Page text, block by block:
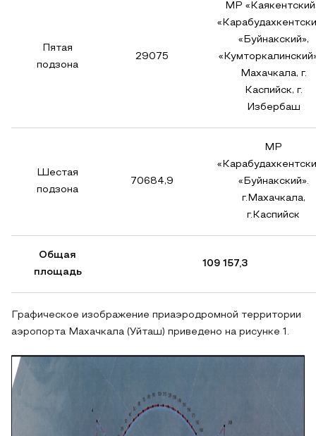
Пятая
подзона
29075
МР
«Буйнакский»,
Махачкала, г.
Каспийск, г.
Избербаш
Шестая
подзона
70684,9
МР
«Буйнакский».
г.Махачкала,
г.Каспийск
Общая
площадь
109 157,3
Графическое изображение приаэродромной территории
аэропорта Махачкала (Уйташ) приведено на рисунке 1.